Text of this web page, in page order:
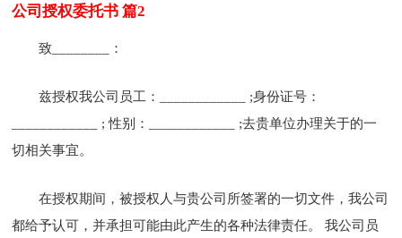
公司授权委托书 篇2
致________：
兹授权我公司员工：____________ ;身份证号：
____________ ; 性别：____________ ;去贵单位办理关于的一
切相关事宜。
在授权期间，被授权人与贵公司所签署的一切文件，我公司
都给予认可，并承担可能由此产生的各种法律责任。 我公司员